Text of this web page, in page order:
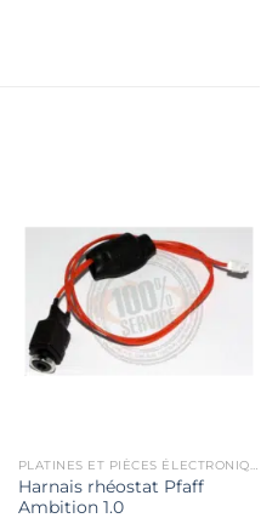
PLATINES ET PIÈCES ÉLECTRONIQUE
Harnais rhéostat Pfaff
Ambition 1.0